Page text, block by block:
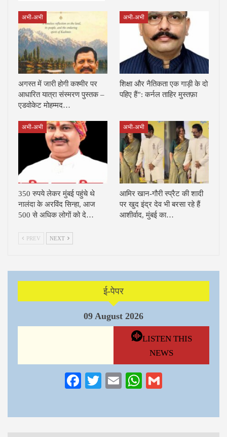
अभी-अभी
अगस्त में जारी होगी कश्मीर पर
आधारित यात्रा संस्मरण पुस्तक –
एडवोकेट मोहम्मद…
अभी-अभी
शिक्षा और नैतिकता एक गाड़ी के दो
पहिए हैं”: कर्नल ताहिर मुस्तफ़ा
अभी-अभी
350 रुपये लेकर मुंबई पहुंचे थे
नालंदा के अरविंद सिन्हा, आज
500 से अधिक लोगों को दे…
अभी-अभी
आमिर खान-गौरी स्प्रैट की शादी
पर खुद इंद्र देव भी बरसा रहे हैं
आशीर्वाद, मुंबई का…
PREV NEXT
ई-पेपर
09 August 2026
LISTEN THIS
NEWS
Facebook
TwitterEmailWhatsApp